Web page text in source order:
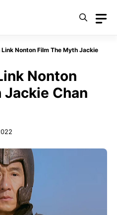
Nonton Film The Myth Jackie
Nonton
Chan